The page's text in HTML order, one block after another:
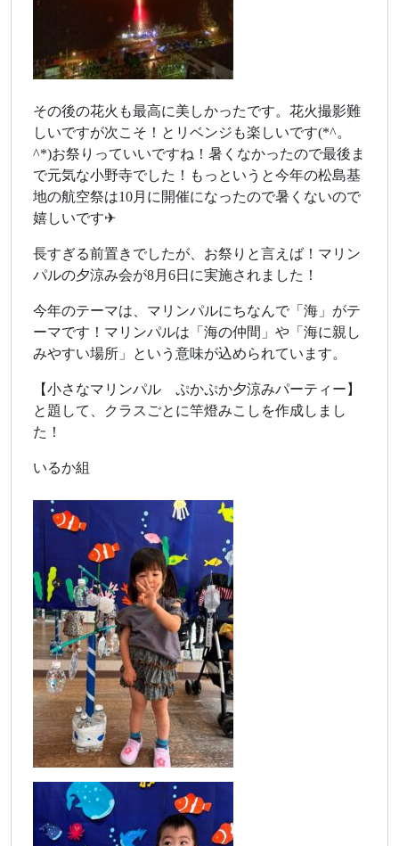
その後の花火も最高に美しかったです。花火撮影難
しいですが次こそ！とリベンジも楽しいです(*^。
^*)お祭りっていいですね！暑くなかったので最後ま
で元気な小野寺でした！もっというと今年の松島基
地の航空祭は10月に開催になったので暑くないので
嬉しいです✈
長すぎる前置きでしたが、お祭りと言えば！マリン
パルの夕涼み会が8月6日に実施されました！
今年のテーマは、マリンパルにちなんで「海」がテ
ーマです！マリンパルは「海の仲間」や「海に親し
みやすい場所」という意味が込められています。
【小さなマリンパル ぷかぷか夕涼みパーティー】
と題して、クラスごとに竿燈みこしを作成しまし
た！
いるか組